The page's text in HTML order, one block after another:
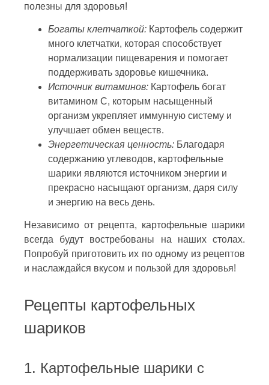
полезны для здоровья!
Богаты клетчаткой: Картофель содержит
много клетчатки, которая способствует
нормализации пищеварения и помогает
поддерживать здоровье кишечника.
Источник витаминов: Картофель богат
витамином С, которым насыщенный
организм укрепляет иммунную систему и
улучшает обмен веществ.
Энергетическая ценность: Благодаря
содержанию углеводов, картофельные
шарики являются источником энергии и
прекрасно насыщают организм, даря силу
и энергию на весь день.
Независимо от рецепта, картофельные шарики
всегда будут востребованы на наших столах.
Попробуй приготовить их по одному из рецептов
и наслаждайся вкусом и пользой для здоровья!
Рецепты картофельных
шариков
1. Картофельные шарики с